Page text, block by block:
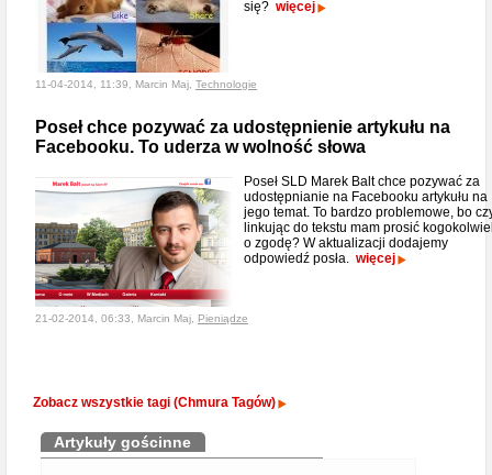
się? więcej
11-04-2014, 11:39, Marcin Maj, Technologie
Poseł chce pozywać za udostępnienie artykułu na
Facebooku. To uderza w wolność słowa
Poseł SLD Marek Balt chce pozywać za
udostępnianie na Facebooku artykułu na
jego temat. To bardzo problemowe, bo
linkując do tekstu mam prosić
o zgodę? W aktualizacji dodajemy
odpowiedź posła. więcej
21-02-2014, 06:33, Marcin Maj, Pieniądze
Zobacz wszystkie tagi (Chmura Tagów)
Artykuły gościnne